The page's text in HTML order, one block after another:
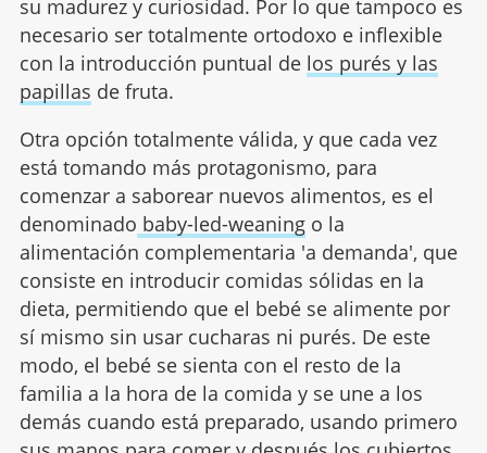
su madurez y curiosidad. Por lo que tampoco es
necesario ser totalmente ortodoxo e inflexible
con la introducción puntual de los purés y las
papillas de fruta.
Otra opción totalmente válida, y que cada vez
está tomando más protagonismo, para
comenzar a saborear nuevos alimentos, es el
denominado baby-led-weaningo la
alimentación complementaria 'a demanda', que
consiste en introducir comidas sólidas en la
dieta, permitiendo que el bebé se alimente por
sí mismo sin usar cucharas ni purés. De este
modo, el bebé se sienta con el resto de la
familia a la hora de la comida y se une a los
demás cuando está preparado, usando primero